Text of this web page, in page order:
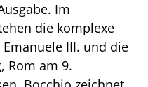
Im
die komplexe
III. und die
Rom am 9.